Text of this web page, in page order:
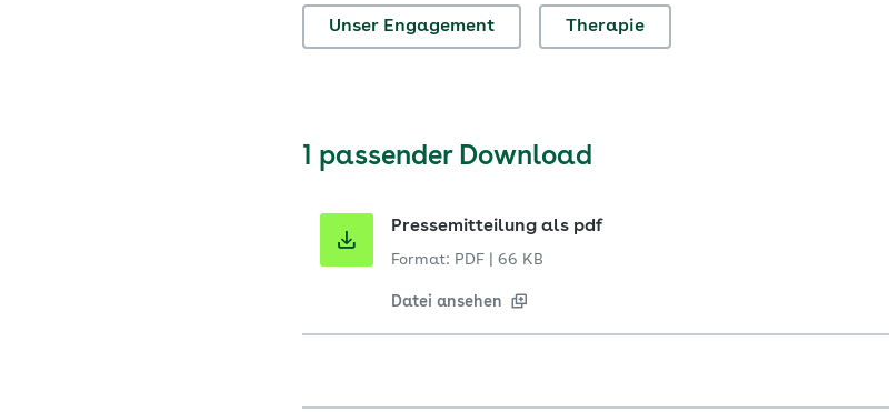
Unser Engagement Therapie
1 passender Download
Pressemitteilung als pdf
Format: PDF 66 KB
Datei ansehen